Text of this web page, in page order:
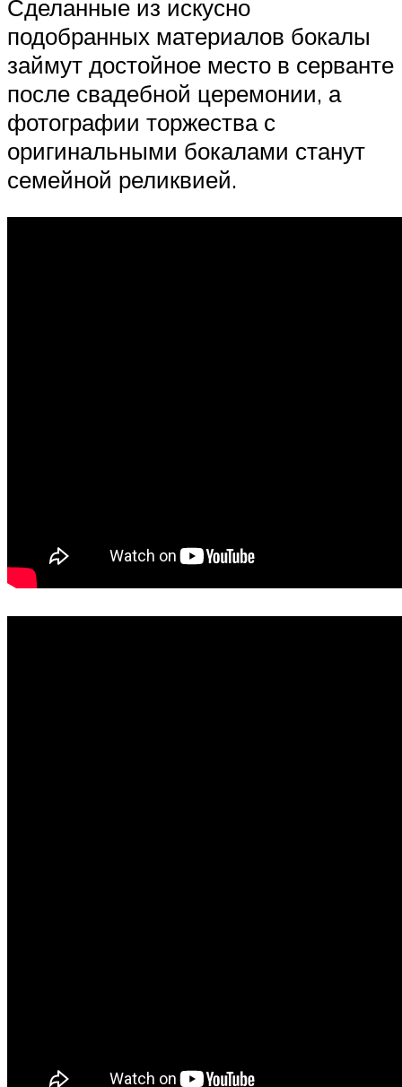
Сделанные из искусно
подобранных материалов бокалы
займут достойное место в серванте
после свадебной церемонии, а
фотографии торжества с
оригинальными бокалами станут
семейной реликвией.